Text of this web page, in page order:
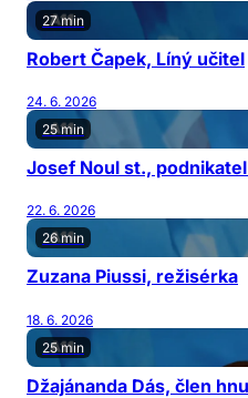
27 min
Robert Čapek, Líný učitel
24. 6. 2026
25 min
Josef Noul st.,
22. 6. 2026
26 min
Zuzana Piussi, režisérka
18. 6. 2026
25 min
Džajánanda Dás, člen